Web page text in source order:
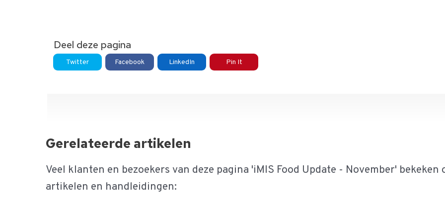
Deel deze pagina
Twitter Facebook LinkedIn Pin It
Gerelateerde artikelen
Veel klanten en bezoekers van deze pagina 'iMIS Food Update - November' bekeken
artikelen en handleidingen: